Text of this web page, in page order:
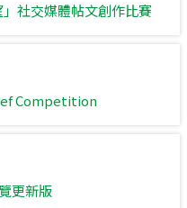
社交媒體帖文創作比賽
Competition
更新版